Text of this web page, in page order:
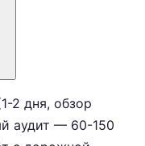
2 дня, обзор
аудит — 60-150